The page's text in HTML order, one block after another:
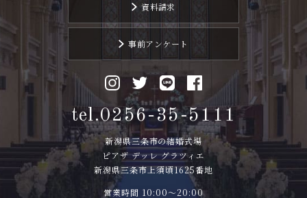
資料請求
事前アンケート
tel.0256-35-5111
新潟県三条市の結婚式場
ピアザ デッレ グラツィエ
新潟県三条市上須頃1625番地
営業時間 10:00〜20:00